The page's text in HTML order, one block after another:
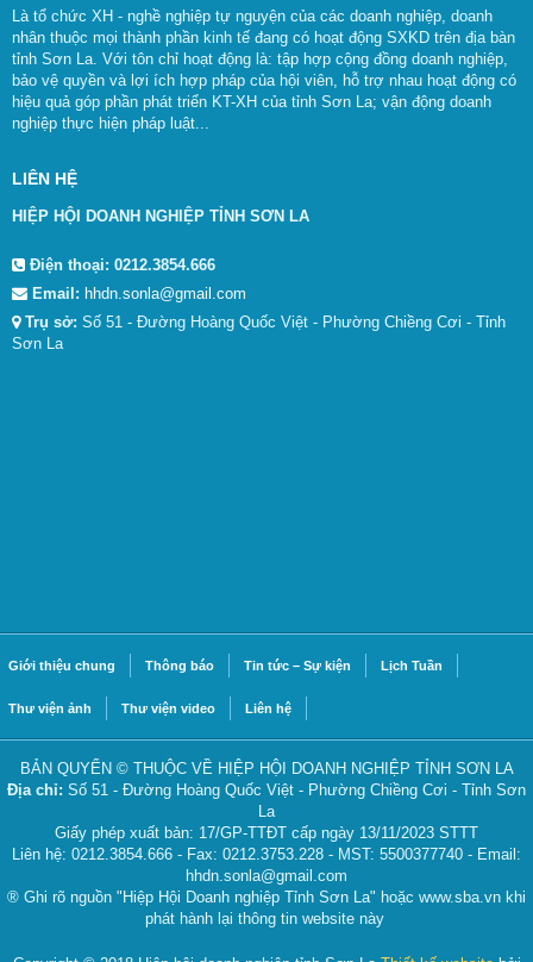
Là tổ chức XH - nghề nghiệp tự nguyện của các doanh nghiệp, doanh
nhân thuộc mọi thành phần kinh tế đang có hoạt động SXKD trên địa bàn
tỉnh Sơn La. Với tôn chỉ hoạt động là: tập hợp cộng đồng doanh nghiệp,
bảo vệ quyền và lợi ích hợp pháp của hội viên, hỗ trợ nhau hoạt động có
hiệu quả góp phần phát triển KT-XH của tỉnh Sơn La; vận động doanh
nghiệp thực hiện pháp luật...
LIÊN HỆ
HIỆP HỘI DOANH NGHIỆP TỈNH SƠN LA
Điện thoại: 0212.3854.666
Email: hhdn.sonla@gmail.com
Trụ sở: Số 51 - Đường Hoàng Quốc Việt - Phường Chiềng Cơi - Tỉnh
Sơn La
Giới thiệu chung Thông báo Tin tức – Sự kiện Lịch Tuần
Thư viện ảnh Thư viện video Liên hệ
BẢN QUYỂN © THUỘC VỀ HIỆP HỘI DOANH NGHIỆP TỈNH SƠN LA
Địa chỉ: Số 51 - Đường Hoàng Quốc Việt - Phường Chiềng Cơi - Tỉnh Sơn
La
Giấy phép xuất bản: 17/GP-TTĐT cấp ngày 13/11/2023 STTT
Liên hệ: 0212.3854.666 - Fax: 0212.3753.228 - MST: 5500377740 - Email:
hhdn.sonla@gmail.com
® Ghi rõ nguồn "Hiệp Hội Doanh nghiệp Tỉnh Sơn La" hoặc www.sba.vn khi
phát hành lại thông tin website này